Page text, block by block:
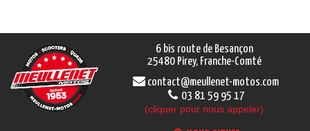
6 bis route de Besançon
25480 Pirey, Franche-Comté
contact@meullenet-motos.com
03 81 59 95 17
(cliquer pour nous appeler)